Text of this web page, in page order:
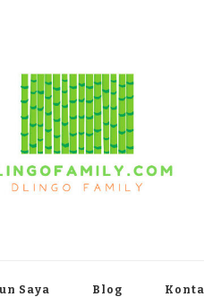
Saya Blog